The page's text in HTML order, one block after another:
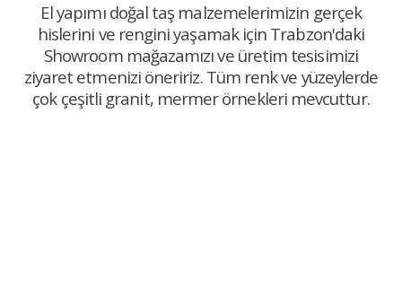
El yapımı doğal taş malzemelerimizin gerçek
hislerini ve rengini yaşamak için Trabzon'daki
Showroom mağazamızı ve üretim tesisimizi
ziyaret etmenizi öneririz. Tüm renk ve yüzeylerde
çok çeşitli granit, mermer örnekleri mevcuttur.